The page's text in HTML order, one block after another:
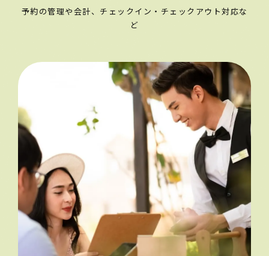
予約の管理や会計、チェックイン・チェックアウト対応な
ど